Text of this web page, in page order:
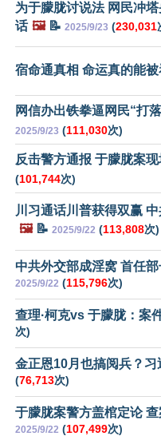
为于朦胧讨说法 网民冲
话 🖼️📝 2025/9/23 (230,031
宿命通真相 命运真的能被
网信办出铁拳逼网民“打
2025/9/23 (111,030次)
反击警方通报 于朦胧案
(101,744次)
川习通话川普获得双赢
🖼️📝 2025/9/22 (113,808次)
中共外交部成淫窝 首任
2025/9/22 (115,796次)
查理·柯克vs 于朦胧：案
次)
金正恩10月也搞阅兵？
(76,713次)
于朦胧案警方盖棺定论
2025/9/22 (107,499次)